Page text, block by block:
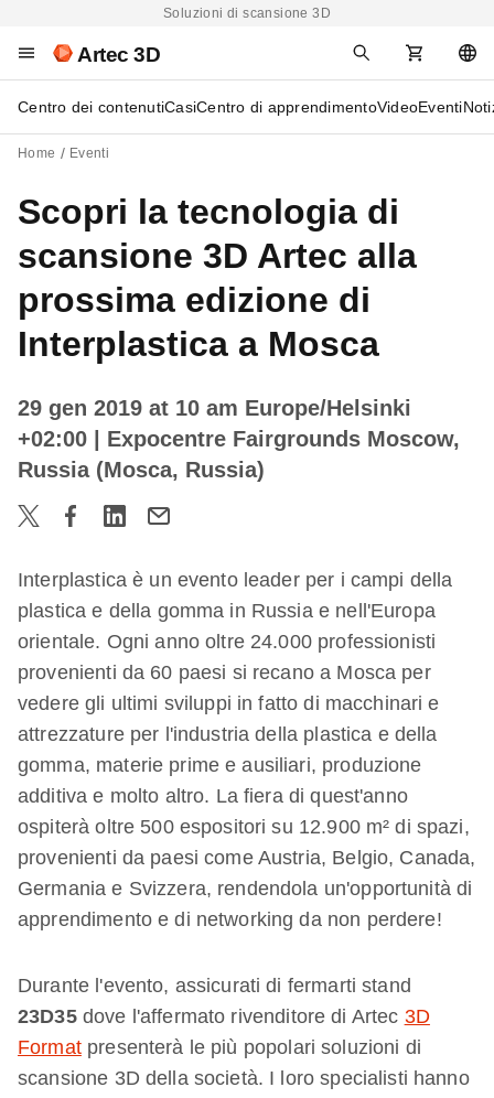
Soluzioni di scansione 3D
Artec 3D
Centro dei contenutiCasiCentro di apprendimentoVideoEventi
Home Eventi
Scopri la tecnologia di
scansione 3D Artec alla
prossima edizione di
Interplastica a Mosca
29 gen 2019 at 10 am Europe/Helsinki
+02:00
| Expocentre Fairgrounds Moscow,
Russia (Mosca, Russia)
Interplastica è un evento leader per i campi della
plastica e della gomma in Russia e nell'Europa
orientale. Ogni anno oltre 24.000 professionisti
provenienti da 60 paesi si recano a Mosca per
vedere gli ultimi sviluppi in fatto di macchinari e
attrezzature per l'industria della plastica e della
gomma, materie prime e ausiliari, produzione
additiva e molto altro. La fiera di quest'anno
ospiterà oltre 500 espositori su 12.900 m² di spazi,
provenienti da paesi come Austria, Belgio, Canada,
Germania e Svizzera, rendendola un'opportunità di
apprendimento e di networking da non perdere!
Durante l'evento, assicurati di fermarti stand
23D35 dove l'affermato rivenditore di Artec 3D
Formatpresenterà le più popolari soluzioni di
scansione 3D della società. I loro specialisti hanno